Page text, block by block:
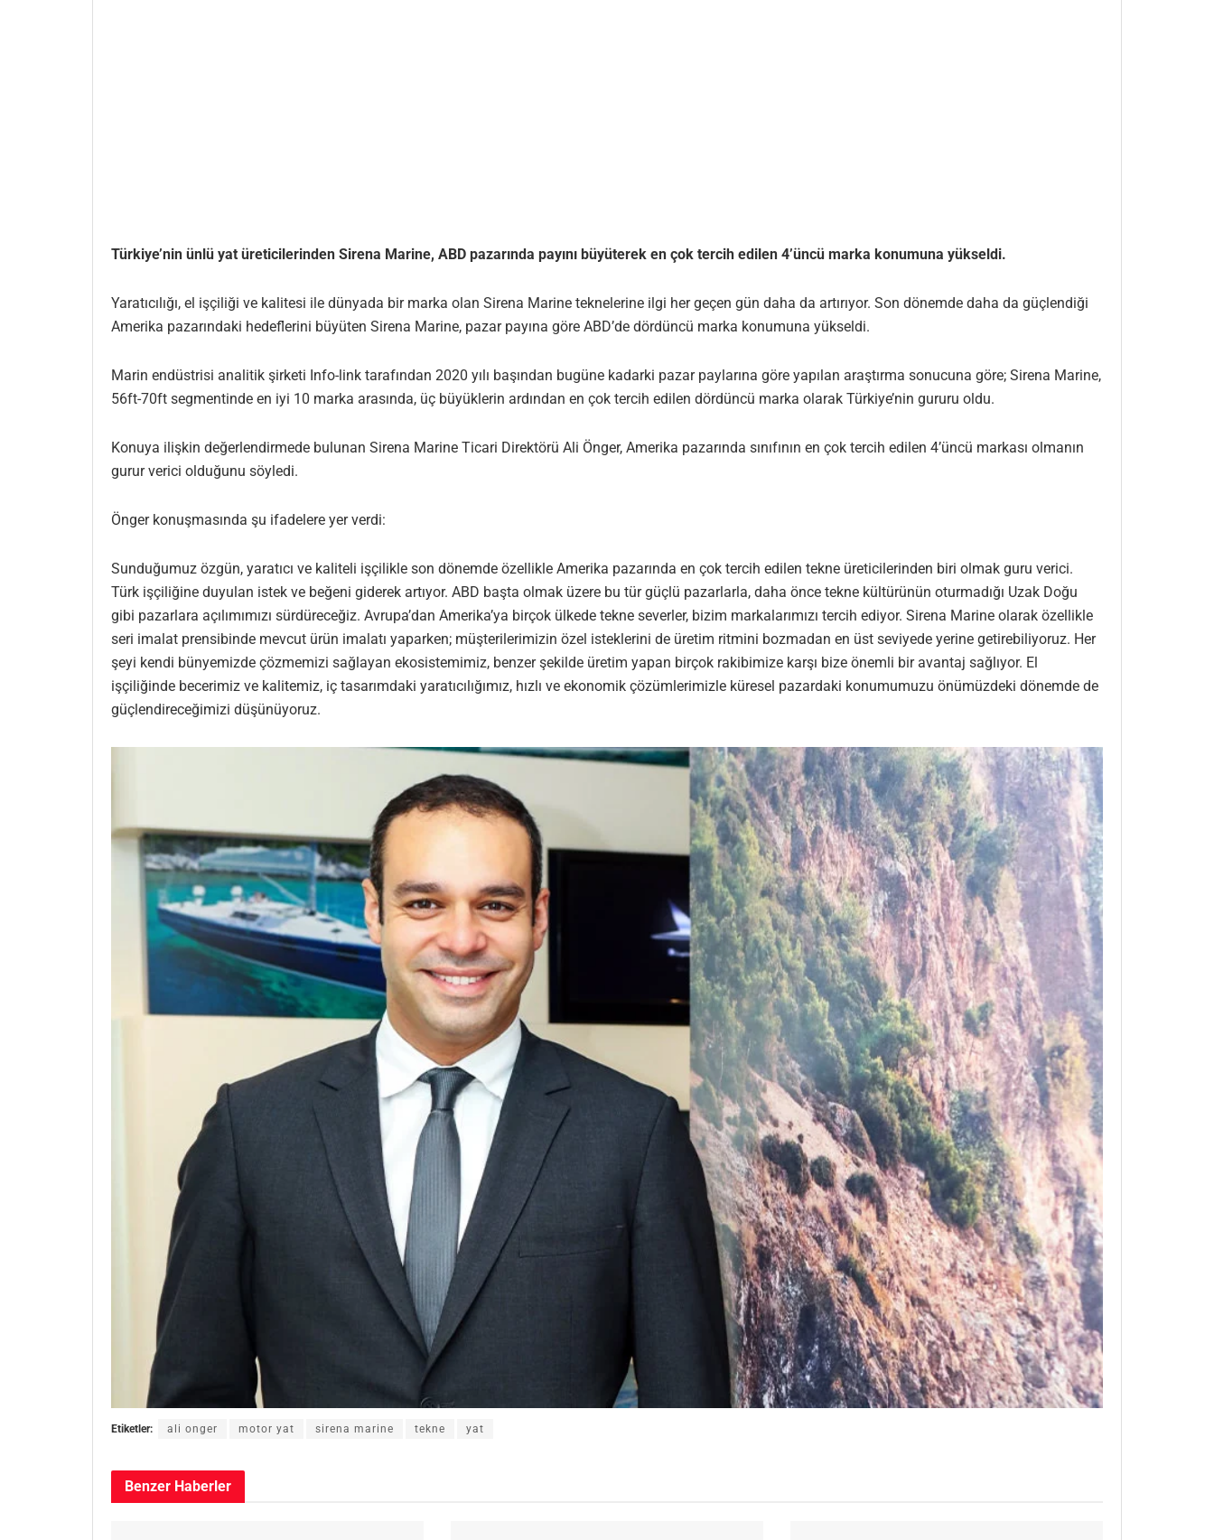
Türkiye’nin ünlü yat üreticilerinden Sirena Marine, ABD pazarında payını büyüterek en çok tercih edilen 4’üncü marka konumuna yükseldi.
Yaratıcılığı, el işçiliği ve kalitesi ile dünyada bir marka olan Sirena Marine teknelerine ilgi her geçen gün daha da artırıyor. Son dönemde daha da güçlendiği
Amerika pazarındaki hedeflerini büyüten Sirena Marine, pazar payına göre ABD’de dördüncü marka konumuna yükseldi.
Marin endüstrisi analitik şirketi Info-link tarafından 2020 yılı başından bugüne kadarki pazar paylarına göre yapılan araştırma sonucuna göre; Sirena Marine,
56ft-70ft segmentinde en iyi 10 marka arasında, üç büyüklerin ardından en çok tercih edilen dördüncü marka olarak Türkiye’nin gururu oldu.
Konuya ilişkin değerlendirmede bulunan Sirena Marine Ticari Direktörü Ali Önger, Amerika pazarında sınıfının en çok tercih edilen 4’üncü markası olmanın
gurur verici olduğunu söyledi.
Önger konuşmasında şu ifadelere yer verdi:
Sunduğumuz özgün, yaratıcı ve kaliteli işçilikle son dönemde özellikle Amerika pazarında en çok tercih edilen tekne üreticilerinden biri olmak guru verici.
Türk işçiliğine duyulan istek ve beğeni giderek artıyor. ABD başta olmak üzere bu tür güçlü pazarlarla, daha önce tekne kültürünün oturmadığı Uzak Doğu
gibi pazarlara açılımımızı sürdüreceğiz. Avrupa’dan Amerika’ya birçok ülkede tekne severler, bizim markalarımızı tercih ediyor. Sirena Marine olarak özellikle
seri imalat prensibinde mevcut ürün imalatı yaparken; müşterilerimizin özel isteklerini de üretim ritmini bozmadan en üst seviyede yerine getirebiliyoruz. Her
şeyi kendi bünyemizde çözmemizi sağlayan ekosistemimiz, benzer şekilde üretim yapan birçok rakibimize karşı bize önemli bir avantaj sağlıyor. El
işçiliğinde becerimiz ve kalitemiz, iç tasarımdaki yaratıcılığımız, hızlı ve ekonomik çözümlerimizle küresel pazardaki konumumuzu önümüzdeki dönemde de
güçlendireceğimizi düşünüyoruz.
Etiketler: ali onger motor yat sirena marine tekne yat
Benzer Haberler